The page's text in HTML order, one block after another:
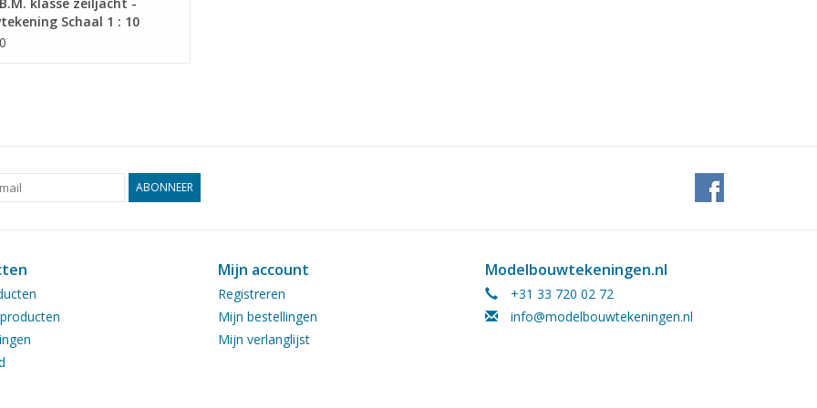
Schaal 1 : 10
ABONNEER
Mijn account
Registreren
Mijn bestellingen
Mijn verlanglijst
Modelbouwtekeningen.nl
+31 33 720 02 72
info@modelbouwtekeningen.nl